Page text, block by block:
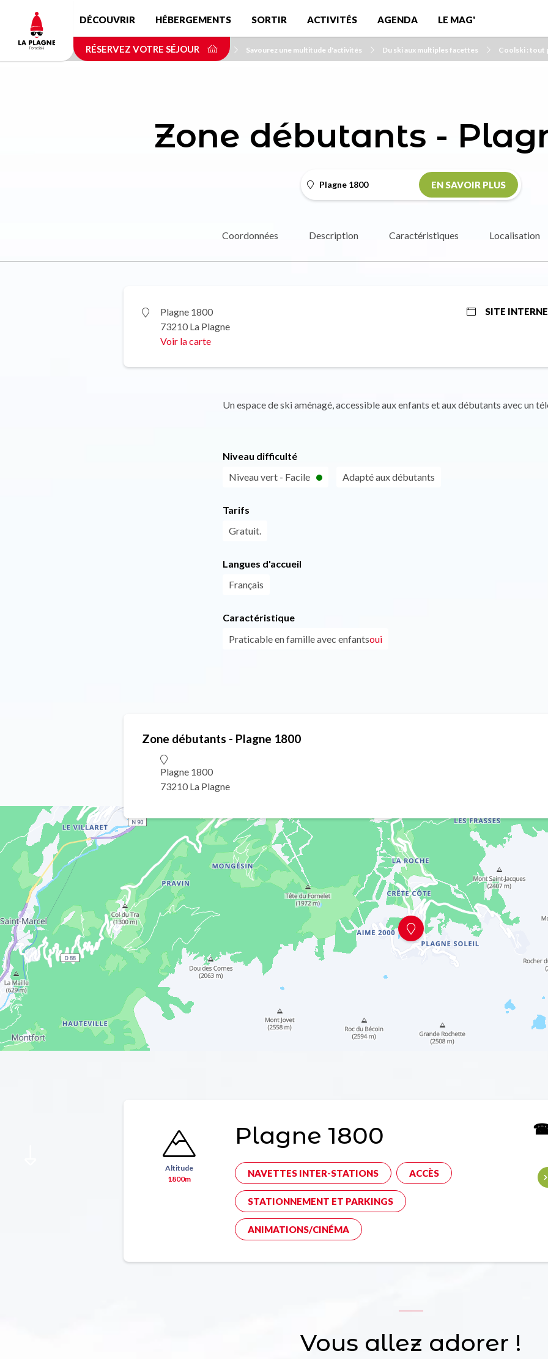
contenu
principal
DÉCOUVRIR HÉBERGEMENTS SORTIR ACTIVITÉS AGENDA LE MAG'
RÉSERVEZ VOTRE SÉJOUR Accueil Savourez une multitude d'activités Du ski aux multiples facettes Coolski : tout
Zone débutants -
Plagne 1800 EN SAVOIR PLUS
Coordonnées Description Caractéristiques Localisation
Plagne 1800
73210 La Plagne
Voir la carte
SITE
Un espace de ski aménagé, accessible aux enfants et aux débutants avec un
Niveau difficulté
Niveau vert - Facile
Adapté aux débutants
Tarifs
Gratuit.
Langues d'accueil
Français
Caractéristique
Praticable en famille avec enfantsoui
Zone débutants - Plagne 1800
Plagne 1800
73210 La Plagne
Altitude
1800m
Plagne 1800
NAVETTES INTER-STATIONS ACCÈS
STATIONNEMENT ET PARKINGS
ANIMATIONS/CINÉMA
☎
Vous allez adorer !